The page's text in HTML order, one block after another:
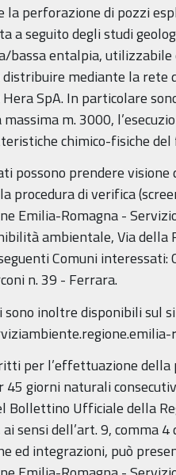
la perforazione di pozzi
a seguito degli studi
bassa entalpia,
mediante la
SpA. In particolare
m. 3000,
chimico-fisiche
possono prendere
procedura di verifica
Emilia-Romagna -
ambientale, Via della
Comuni
n. 39 - Ferrara.
inoltre disponibili sul
per l’effettuazione della
45 giorni naturali
Bollettino Ufficiale della
sensi dell’art. 9, comma
ed integrazioni, può